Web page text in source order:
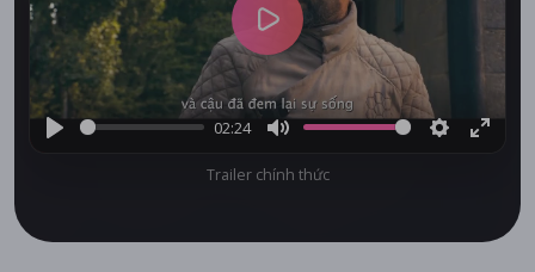
02:24
Play
Trailer chính thức